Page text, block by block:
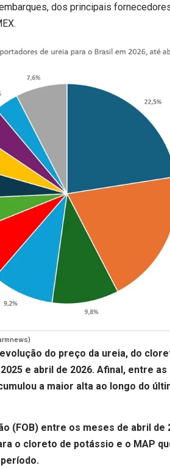
dos principais
do preço da ureia, do
e abril de 2026.Afinal, entre
a maior alta ao longo do
(FOB) entre os meses de abril de
o cloreto de potássio e o MAP